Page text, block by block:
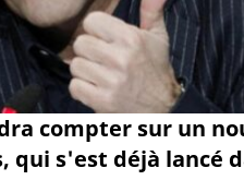
compter sur un
qui s'est déjà lancé